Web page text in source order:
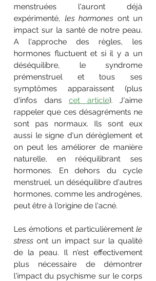
menstruées l'auront déjà
expérimenté, les hormones ont un
impact sur la santé de notre peau.
A l'approche des règles, les
hormones fluctuent et si il y a un
déséquilibre, le syndrome
prémenstruel et tous ses
symptômes apparaissent (plus
d'infos dans cet article). J'aime
rappeler que ces désagréments ne
sont pas normaux. Ils sont eux
aussi le signe d'un dérèglement et
on peut les améliorer de manière
naturelle, en rééquilibrant ses
hormones. En dehors du cycle
menstruel, un déséquilibre d'autres
hormones, comme les androgènes,
peut être à l'origine de l'acné.
Les émotions et particulièrement le
stress ont un impact sur la qualité
de la peau. Il n'est effectivement
plus nécessaire de démontrer
l'impact du psychisme sur le corps